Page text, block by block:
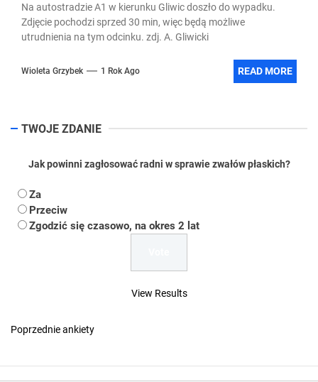
Na autostradzie A1 w kierunku Gliwic doszło do wypadku.
Zdjęcie pochodzi sprzed 30 min, więc będą możliwe
utrudnienia na tym odcinku. zdj. A. Gliwicki
Wioleta Grzybek 1 Rok Ago READ MORE
TWOJE ZDANIE
Jak powinni zagłosować radni w sprawie zwałów płaskich?
Za
Przeciw
Zgodzić się czasowo, na okres 2 lat
View Results
Poprzednie ankiety